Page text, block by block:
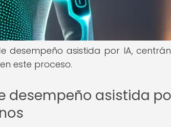
desempeño asistida por IA,
este proceso.
asistida